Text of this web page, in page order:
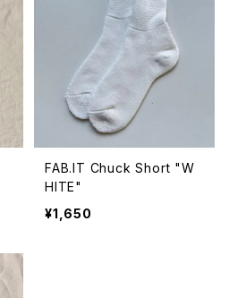
FAB.IT Chuck Short "W
HITE"
¥1,650